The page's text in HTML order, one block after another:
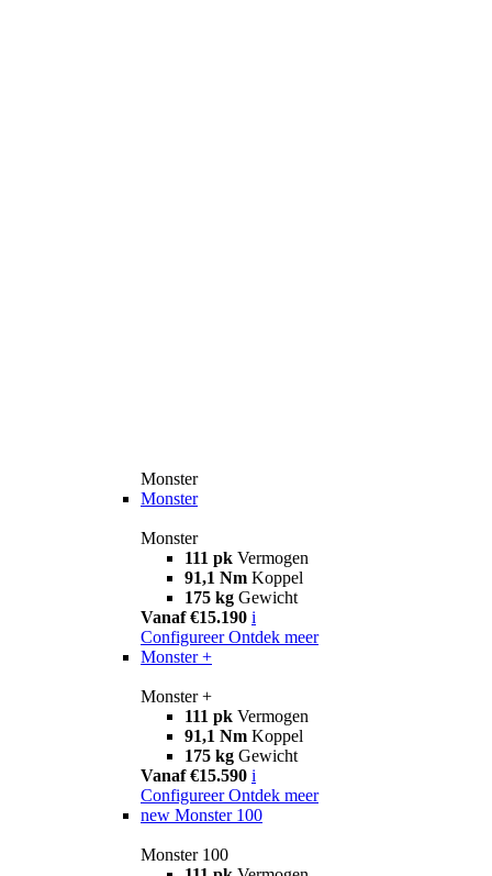
Monster
Monster
Monster
111 pk Vermogen
91,1 Nm Koppel
175 kg Gewicht
Vanaf €15.190 i
Configureer Ontdek meer
Monster +
Monster +
111 pk Vermogen
91,1 Nm Koppel
175 kg Gewicht
Vanaf €15.590 i
Configureer Ontdek meer
new Monster 100
Monster 100